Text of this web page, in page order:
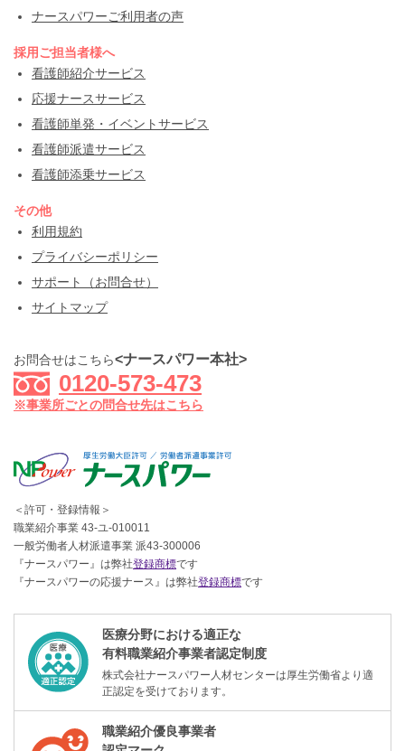
ナースパワーご利用者の声
採用ご担当者様へ
看護師紹介サービス
応援ナースサービス
看護師単発・イベントサービス
看護師派遣サービス
看護師添乗サービス
その他
利用規約
プライバシーポリシー
サポート（お問合せ）
サイトマップ
お問合せはこちら<ナースパワー本社>
0120-573-473
※事業所ごとの問合せ先はこちら
＜許可・登録情報＞
職業紹介事業 43-ユ-010011
一般労働者人材派遣事業 派43-300006
『ナースパワー』は弊社登録商標です
『ナースパワーの応援ナース』は弊社登録商標です
医療分野における適正な
有料職業紹介事業者認定制度
株式会社ナースパワー人材センターは厚生労働省より適
正認定を受けております。
職業紹介優良事業者